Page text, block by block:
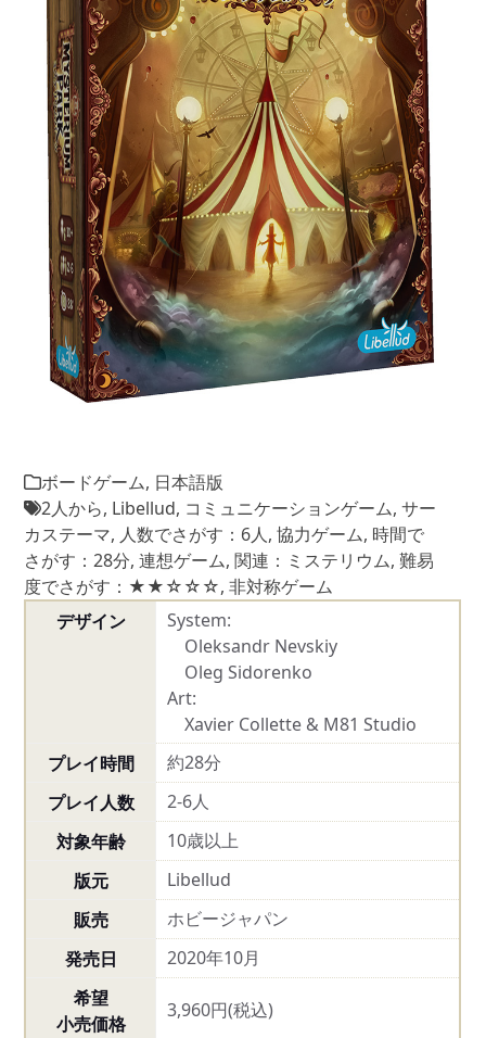
ボードゲーム, 日本語版
2人から, Libellud, コミュニケーションゲーム,サー
カステーマ, 人数でさがす：6人,協力ゲーム, 時間で
さがす：28分,連想ゲーム,関連：ミステリウム,難易
度でさがす：★★☆☆☆,非対称ゲーム
デザイン
System:
Oleksandr Nevskiy
Oleg Sidorenko
Art:
Xavier Collette & M81 Studio
プレイ時間
約28分
プレイ人数
2-6人
対象年齢
10歳以上
版元
Libellud
販売
ホビージャパン
発売日
2020年10月
希望
小売価格
3,960円(税込)